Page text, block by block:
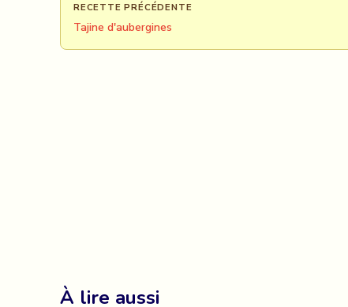
RECETTE PRÉCÉDENTE
Tajine d'aubergines
À lire aussi